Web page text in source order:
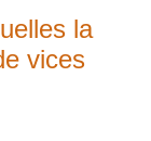
la
vices